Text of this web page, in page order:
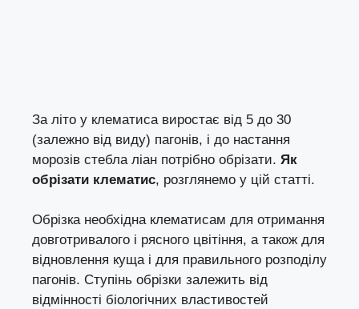
За літо у клематиса виростає від 5 до 30
(залежно від виду) пагонів, і до настання
морозів стебла ліан потрібно обрізати. Як
обрізати клематис, розглянемо у цій статті.
Обрізка необхідна клематисам для отримання
довготривалого і рясного цвітіння, а також для
відновлення куща і для правильного розподілу
пагонів. Ступінь обрізки залежить від
відмінності біологічних властивостей